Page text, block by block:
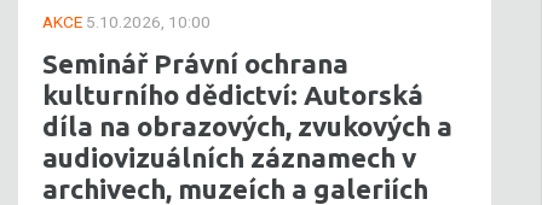
AKCE 5.10.2026, 10:00
Seminář Právní ochrana
kulturního dědictví: Autorská
díla na obrazových, zvukových a
audiovizuálních záznamech v
archivech, muzeích a galeriích